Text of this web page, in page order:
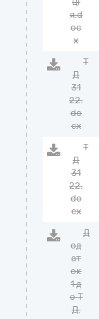
я.d
oc
x
Т
Д
31
22.
do
cx
Т
Д
31
22.
do
cx
Д
од
ат
ок
1 д
о Т
Д.